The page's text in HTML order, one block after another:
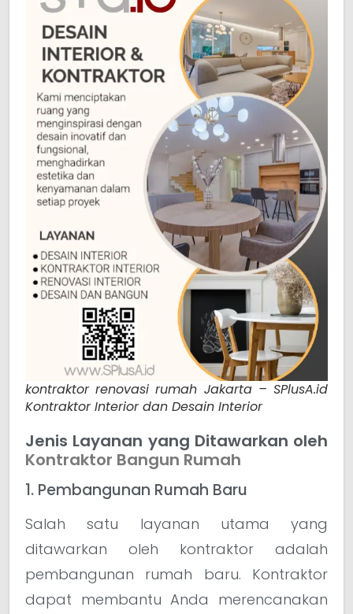
kontraktor renovasi rumah Jakarta – SPlusA.id
Kontraktor Interior dan Desain Interior
Jenis Layanan yang Ditawarkan oleh
Kontraktor Bangun Rumah
1. Pembangunan Rumah Baru
Salah satu layanan utama yang
ditawarkan oleh kontraktor adalah
pembangunan rumah baru. Kontraktor
dapat membantu Anda merencanakan